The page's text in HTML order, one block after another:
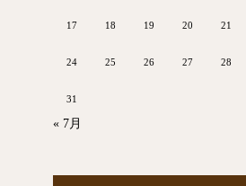
17 18 19 20 21
24 25 26 27 28
31
« 7月